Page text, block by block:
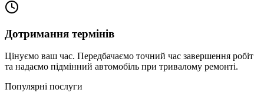
Дотримання термінів
Цінуємо ваш час. Передбачаємо точний час завершення робіт
та надаємо підмінний автомобіль при тривалому ремонті.
Популярні послуги